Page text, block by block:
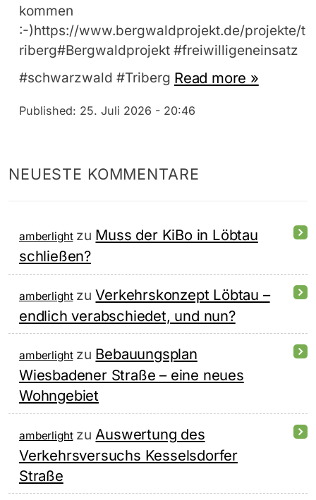
kommen
:-)https://www.bergwaldprojekt.de/projekte/t
riberg#Bergwaldprojekt #freiwilligeneinsatz
#schwarzwald #Triberg Read more »
Published: 25. Juli 2026 - 20:46
NEUESTE KOMMENTARE
amberlightzu Muss der KiBo in Löbtau
schließen?
amberlightzuVerkehrskonzept Löbtau –
endlich verabschiedet, und nun?
amberlightzu Bebauungsplan
Wiesbadener Straße – eine neues
Wohngebiet
amberlightzu Auswertung des
Verkehrsversuchs Kesselsdorfer
Straße